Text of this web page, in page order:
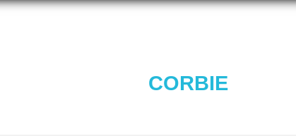
CORBIE